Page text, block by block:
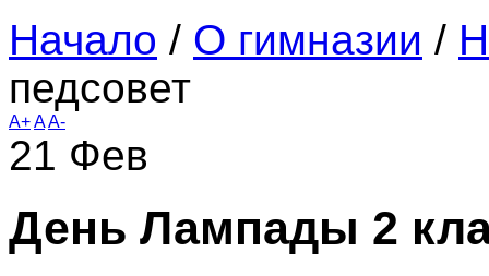
Начало / О гимназии /
педсовет
A+AA-
21 Фев
День Лампады 2